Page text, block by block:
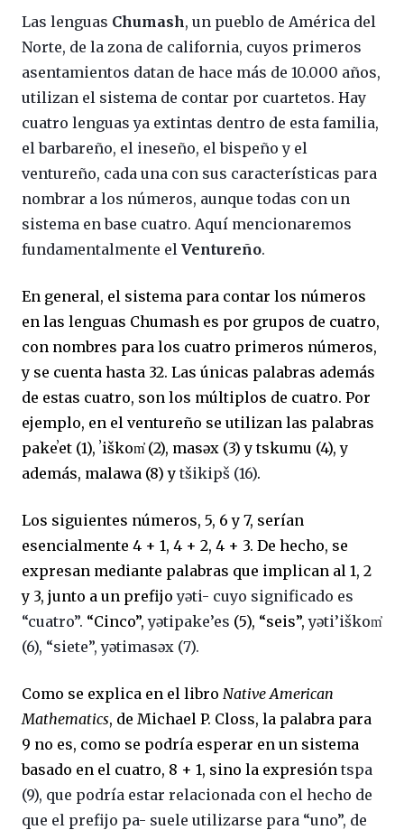
Las lenguas Chumash, un pueblo de América del
Norte, de la zona de california, cuyos primeros
asentamientos datan de hace más de 10.000 años,
utilizan el sistema de contar por cuartetos. Hay
cuatro lenguas ya extintas dentro de esta familia,
el barbareño, el ineseño, el bispeño y el
ventureño, cada una con sus características para
nombrar a los números, aunque todas con un
sistema en base cuatro. Aquí mencionaremos
fundamentalmente el Ventureño.
En general, el sistema para contar los números
en las lenguas Chumash es por grupos de cuatro,
con nombres para los cuatro primeros números,
y se cuenta hasta 32. Las únicas palabras además
de estas cuatro, son los múltiplos de cuatro. Por
ejemplo, en el ventureño se utilizan las palabras
pakeʼet (1), ʼiškom(2), masǝx (3) y tskumu (4), y
además, malawa (8) y tšikipš (16).
Los siguientes números, 5, 6 y 7, serían
esencialmente 4 + 1, 4 + 2, 4 + 3. De hecho, se
expresan mediante palabras que implican al 1, 2
y 3, junto a un prefijoyǝti- cuyo significado es
“cuatro”. “Cinco”,yǝtipake’es (5), “seis”,yǝti’iškom̓
(6), “siete”, yǝtimasǝx (7).
Como se explica en el libro Native American
Mathematics, de Michael P. Closs, la palabra para
9 no es, como se podría esperar en un sistema
basado en el cuatro, 8 + 1, sino la expresión tspa
(9), que podría estar relacionada con el hecho de
que el prefijo pa- suele utilizarse para “uno”, de